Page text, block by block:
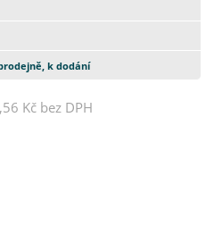
k dodání
Kč bez DPH